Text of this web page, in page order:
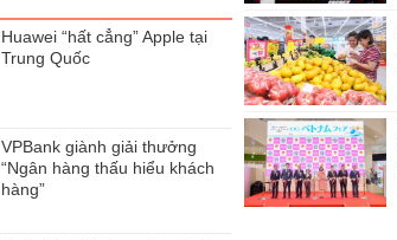
Huawei “hất cẳng” Apple tại
Trung Quốc
VPBank giành giải thưởng
“Ngân hàng thấu hiểu khách
hàng”